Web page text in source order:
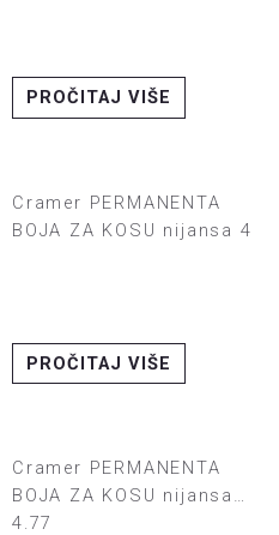
PROČITAJ VIŠE
Cramer PERMANENTA
BOJA ZA KOSU nijansa 4
PROČITAJ VIŠE
Cramer PERMANENTA
BOJA ZA KOSU nijansa
4.77